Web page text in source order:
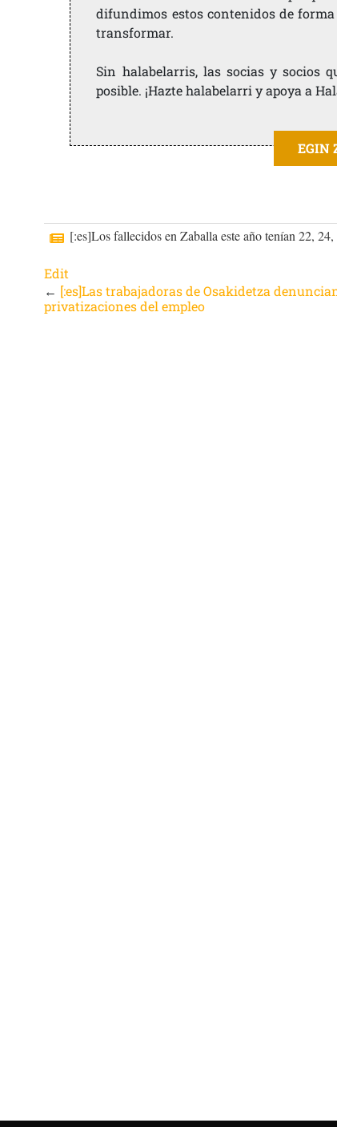
difundimos estos contenidos de
transformar.
Sin halabelarris, las socias y socios
posible. ¡Hazte halabelarri y apoya a
EGIN
[:es]Los fallecidos en Zaballa este año tenían 22,
Edit
← [:es]Las trabajadoras de Osakidetza
privatizaciones del empleo